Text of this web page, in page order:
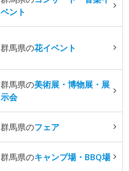
ベント
群馬県の花イベント
群馬県の美術展・博物展・展
示会
群馬県のフェア
群馬県のキャンプ場・BBQ場